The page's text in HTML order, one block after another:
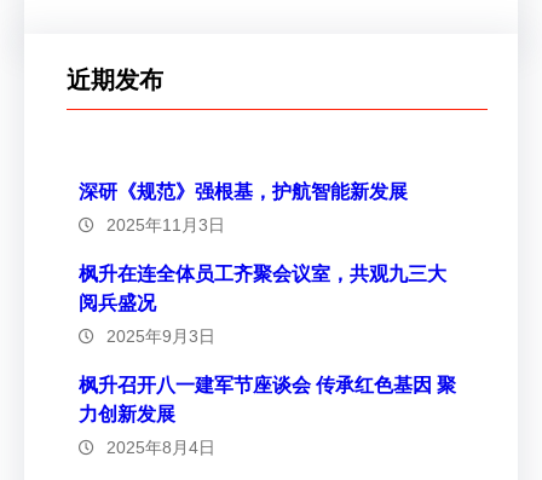
近期发布
深研《规范》强根基，护航智能新发展
2025年11月3日
枫升在连全体员工齐聚会议室，共观九三大
阅兵盛况
2025年9月3日
枫升召开八一建军节座谈会 传承红色基因 聚
力创新发展
2025年8月4日